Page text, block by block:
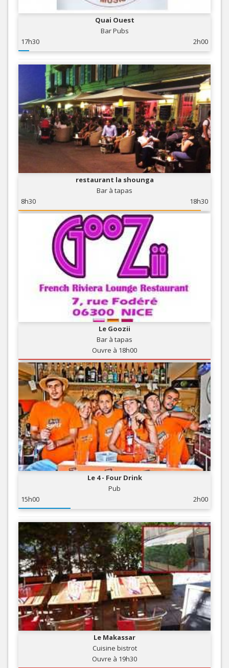
Quai Ouest
Bar Pubs
17h30
2h00
restaurant la shounga
Bar à tapas
8h30
18h30
Le Goozii
Bar à tapas
Ouvre à 18h00
Le 4 - Four Drink
Pub
15h00
2h00
Le Makassar
Cuisine bistrot
Ouvre à 19h30